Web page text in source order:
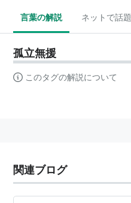
言葉の解説 ネットで話題
孤立無援
このタグの解説について
関連ブログ